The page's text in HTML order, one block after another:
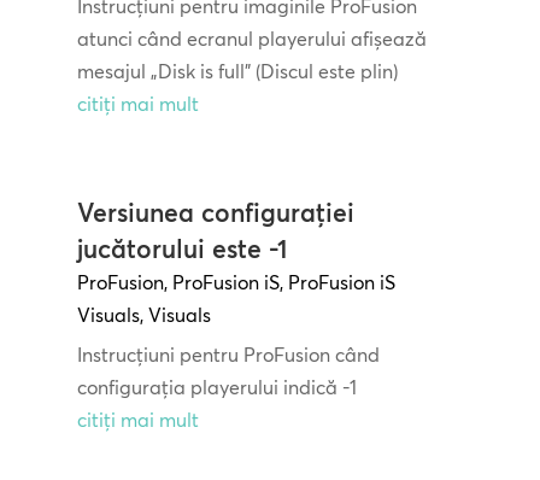
Instrucțiuni pentru imaginile ProFusion
atunci când ecranul playerului afișează
mesajul „Disk is full” (Discul este plin)
citiți mai mult
Versiunea configurației
jucătorului este -1
ProFusion, ProFusion iS, ProFusion iS
Visuals, Visuals
Instrucțiuni pentru ProFusion când
configurația playerului indică -1
citiți mai mult